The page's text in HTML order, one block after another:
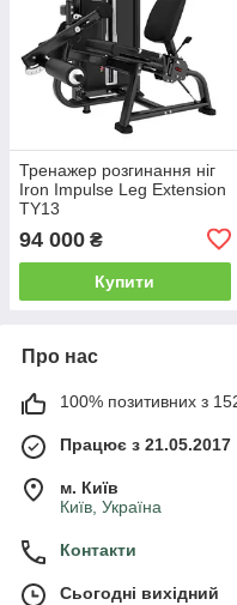
Тренажер розгинання ніг
Iron Impulse Leg Extension
TY13
94 000 ₴
Купити
Про нас
100% позитивних з 152
Працює з 21.05.2017
м. Київ
Київ, Україна
Контакти
Сьогодні вихідний